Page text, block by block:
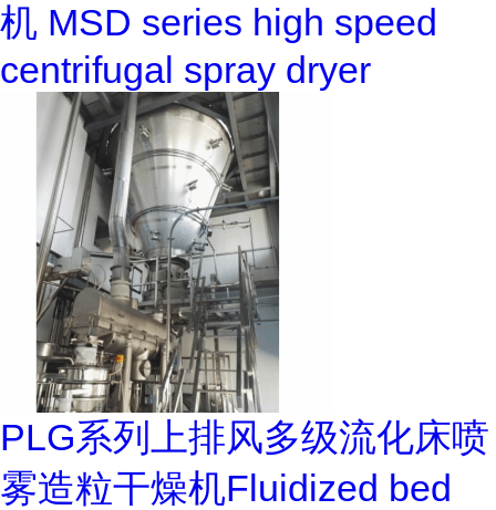
机 MSD series high speed
centrifugal spray dryer
PLG系列上排风多级流化床喷
雾造粒干燥机Fluidized bed